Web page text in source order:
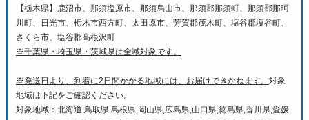
【栃木県】鹿沼市、那須塩原市、那須烏山市、那須郡那須町、那須郡那珂
川町、日光市、栃木市西方町、太田原市、芳賀郡茂木町、塩谷郡塩谷町、
さくら市、塩谷郡高根沢町
※千葉県・埼玉県・茨城県は全域対象です。
※発送日より、到着に2日間かかる地域には、お届けできかねます。 対象
地域は下記をご確認ください。
対象地域：北海道,鳥取県,島根県,岡山県,広島県,山口県,徳島県,香川県,愛媛